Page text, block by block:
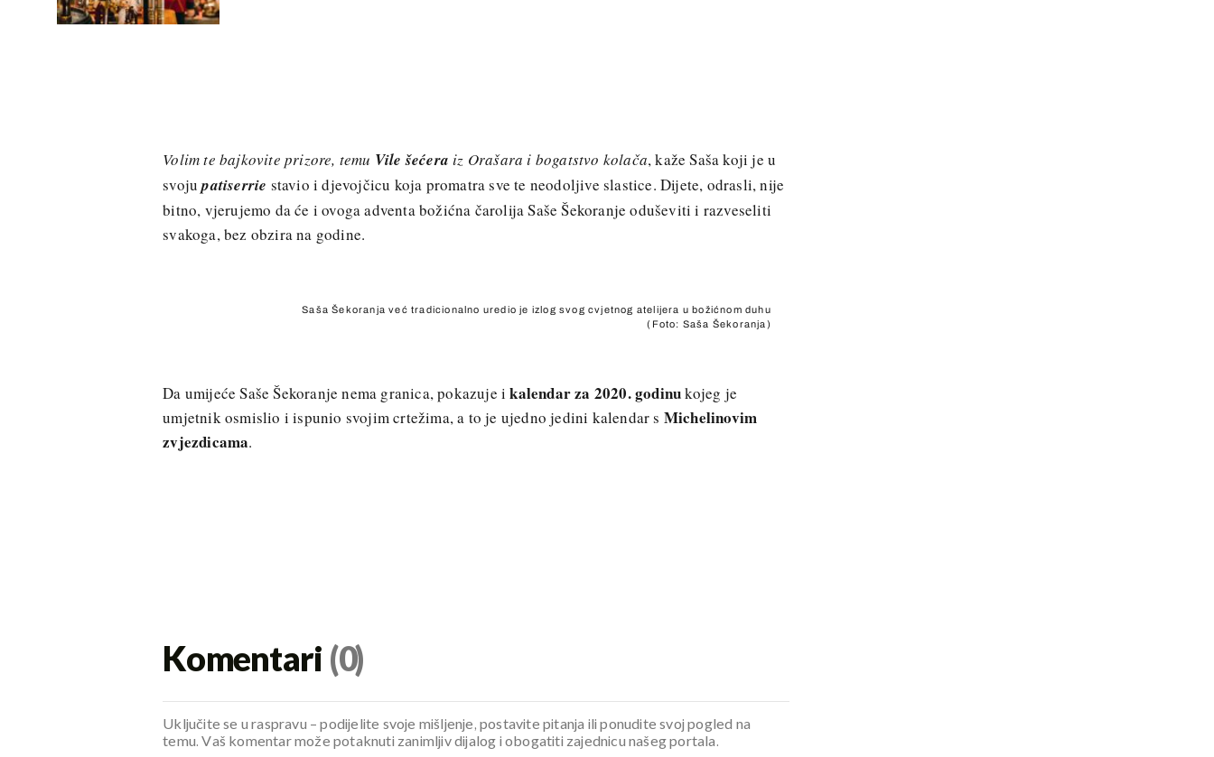
Volim te bajkovite prizore, temu Vile šećera iz Orašara i bogatstvo kolača, kaže Saša koji je u
svojupatiserrie stavio i djevojčicu koja promatra sve te neodoljive slastice. Dijete, odrasli, nije
bitno, vjerujemo da će i ovoga adventa božićna čarolija Saše Šekoranje oduševiti i razveseliti
svakoga, bez obzira na godine.
Saša Šekoranja već tradicionalno uredio je izlog svog cvjetnog atelijera u božićnom duhu
(Foto: Saša Šekoranja)
Da umijeće Saše Šekoranje nema granica, pokazuje ikalendar za 2020. godinukojeg je
umjetnik osmislio i ispunio svojim crtežima, a to je ujedno jedini kalendar s Michelinovim
zvjezdicama.
Komentari (0)
Uključite se u raspravu – podijelite svoje mišljenje, postavite pitanja ili ponudite svoj pogled na
temu. Vaš komentar može potaknuti zanimljiv dijalog i obogatiti zajednicu našeg portala.